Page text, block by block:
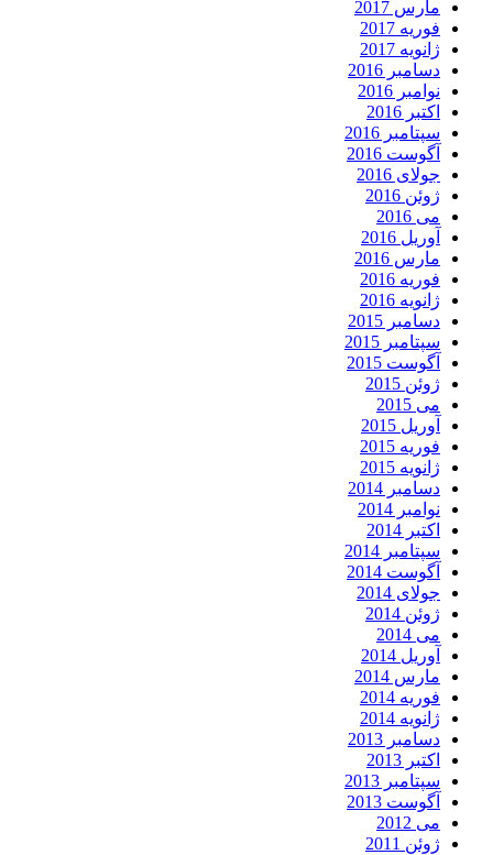
مارس 2017
فوریه 2017
ژانویه 2017
دسامبر 2016
نوامبر 2016
اکتبر 2016
سپتامبر 2016
آگوست 2016
جولای 2016
ژوئن 2016
می 2016
آوریل 2016
مارس 2016
فوریه 2016
ژانویه 2016
دسامبر 2015
سپتامبر 2015
آگوست 2015
ژوئن 2015
می 2015
آوریل 2015
فوریه 2015
ژانویه 2015
دسامبر 2014
نوامبر 2014
اکتبر 2014
سپتامبر 2014
آگوست 2014
جولای 2014
ژوئن 2014
می 2014
آوریل 2014
مارس 2014
فوریه 2014
ژانویه 2014
دسامبر 2013
اکتبر 2013
سپتامبر 2013
آگوست 2013
می 2012
ژوئن 2011